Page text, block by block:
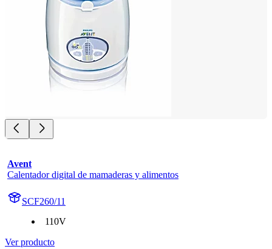
Avent
Calentador digital de mamaderas y alimentos
SCF260/11
110V
Ver producto